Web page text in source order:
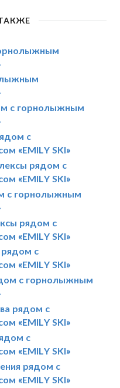
с горнолыжным
с
«EMILY SKI»
рядом с
«EMILY SKI»
с горнолыжным
рядом с
«EMILY SKI»
рядом с
«EMILY SKI»
с горнолыжным
рядом с
«EMILY SKI»
с
«EMILY SKI»
рядом с
«EMILY SKI»